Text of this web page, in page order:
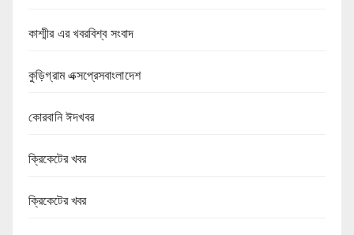
কাশ্মীর এর খবরবিশ্ব সংবাদ
কুড়িগ্রাম এক্সপ্রেসবাংলাদেশ
কোরবানি ঈদখবর
ক্রিকেটের খবর
ক্রিকেটের খবর